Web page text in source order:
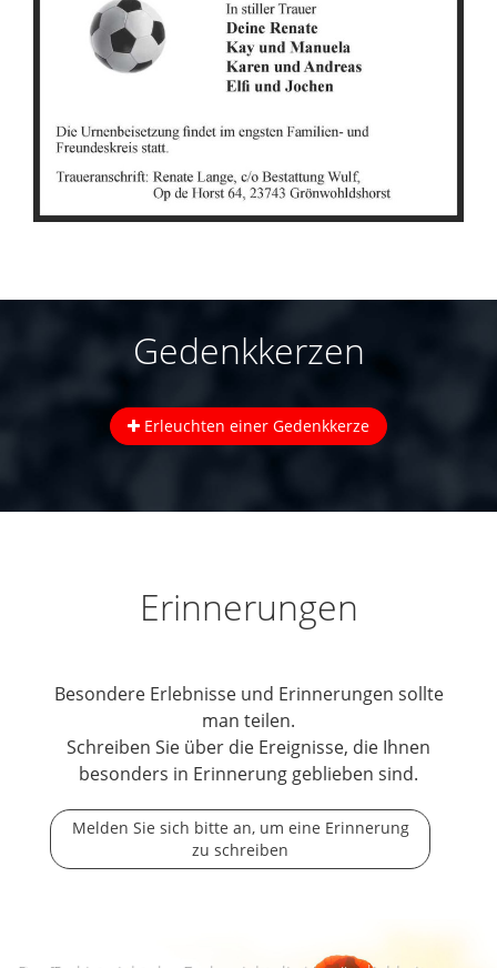
Gedenkkerzen
Erleuchten einer Gedenkkerze
Erinnerungen
Besondere Erlebnisse und Erinnerungen sollte
man teilen.
Schreiben Sie über die Ereignisse, die Ihnen
besonders in Erinnerung geblieben sind.
Melden Sie sich bitte an, um eine Erinnerung
zu schreiben